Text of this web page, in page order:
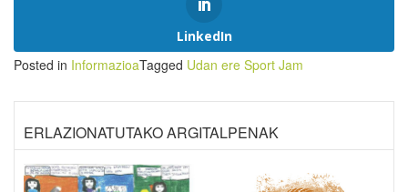
LinkedIn
Posted in InformazioaTagged Udan ere Sport Jam
ERLAZIONATUTAKO ARGITALPENAK